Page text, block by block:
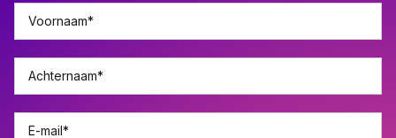
Voornaam*
Achternaam*
E-mail*